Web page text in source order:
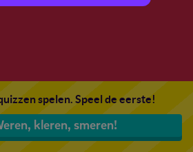
spelen. Speel de eerste!
kleren, smeren!